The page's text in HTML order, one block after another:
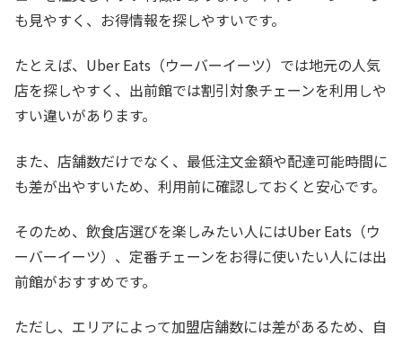
も見やすく、お得情報を探しやすいです。
たとえば、Uber Eats（ウーバーイーツ）では地元の人気
店を探しやすく、出前館では割引対象チェーンを利用しや
すい違いがあります。
また、店舗数だけでなく、最低注文金額や配達可能時間に
も差が出やすいため、利用前に確認しておくと安心です。
そのため、飲食店選びを楽しみたい人にはUber Eats（ウ
ーバーイーツ）、定番チェーンをお得に使いたい人には出
前館がおすすめです。
ただし、エリアによって加盟店舗数には差があるため、自